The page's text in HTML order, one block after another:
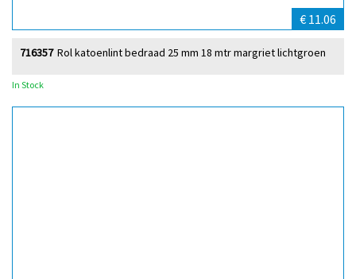
€ 11.06
Rol katoenlint bedraad 25 mm 18 mtr margriet lichtgroen
716357
In Stock